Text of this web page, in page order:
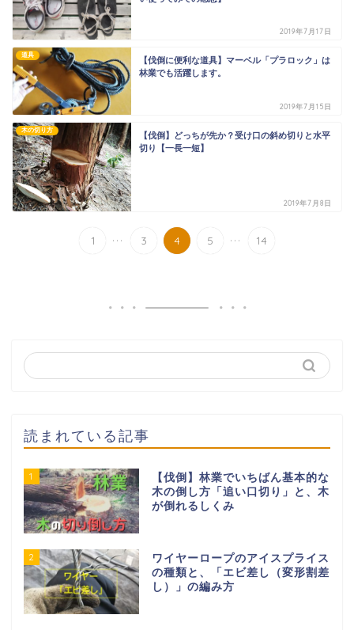
2019年7月17日
道具
【伐倒に便利な道具】マーベル「プラロック」は
林業でも活躍します。
2019年7月15日
木の切り方
【伐倒】どっちが先か？受け口の斜め切りと水平
切り【一長一短】
2019年7月8日
1 ... 3 4 5 ... 14
読まれている記事
1
【伐倒】林業でいちばん基本的な
木の倒し方「追い口切り」と、木
が倒れるしくみ
2
ワイヤーロープのアイスプライス
の種類と、「エビ差し（変形割差
し）」の編み方